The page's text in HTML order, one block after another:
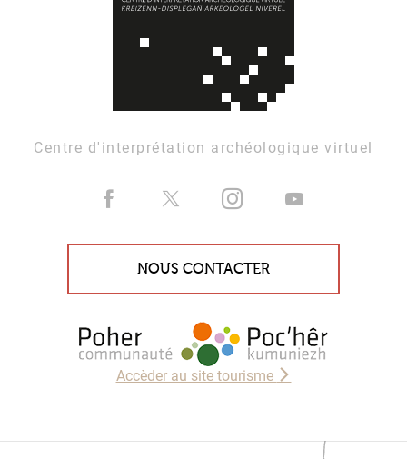
Centre d'interprétation archéologique virtuel
NOUS CONTACTER
Accèder au site tourisme